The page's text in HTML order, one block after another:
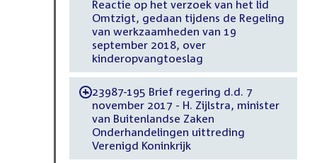
Reactie op het verzoek van het lid
Omtzigt, gedaan tijdens de Regeling
van werkzaamheden van 19
september 2018, over
kinderopvangtoeslag
-23987-195 Brief regering d.d. 7
november 2017 - H. Zijlstra, minister
van Buitenlandse Zaken
Onderhandelingen uittreding
Verenigd Koninkrijk